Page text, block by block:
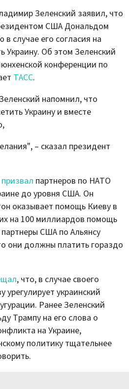
Зеленский заявил, что
США Дональдом
случае его согласия на
Украину. Об этом Зеленский
конференции по
ТАСС.
напомнил, что
Украину и вместе
– сказал президент
призвал партнеров по НАТО
до уровня США. Он
оказывает помощь Киеву в
на 100 миллиардов помощь
США по Альянсу
они должны платить гораздо
, что, в случае своего
урегулирует украинский
Ранее Зеленский
Трампу на его слова о
на Украине,
политику тщательнее